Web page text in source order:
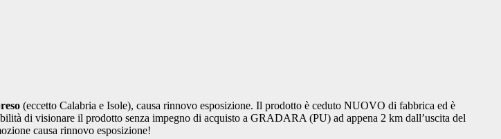
(eccetto Calabria e Isole), causa rinnovo esposizione. Il prodotto è ceduto NUOVO di fabbrica ed è
di visionare il prodotto senza impegno di acquisto a GRADARA (PU) ad appena 2 km dall’uscita del
causa rinnovo esposizione!